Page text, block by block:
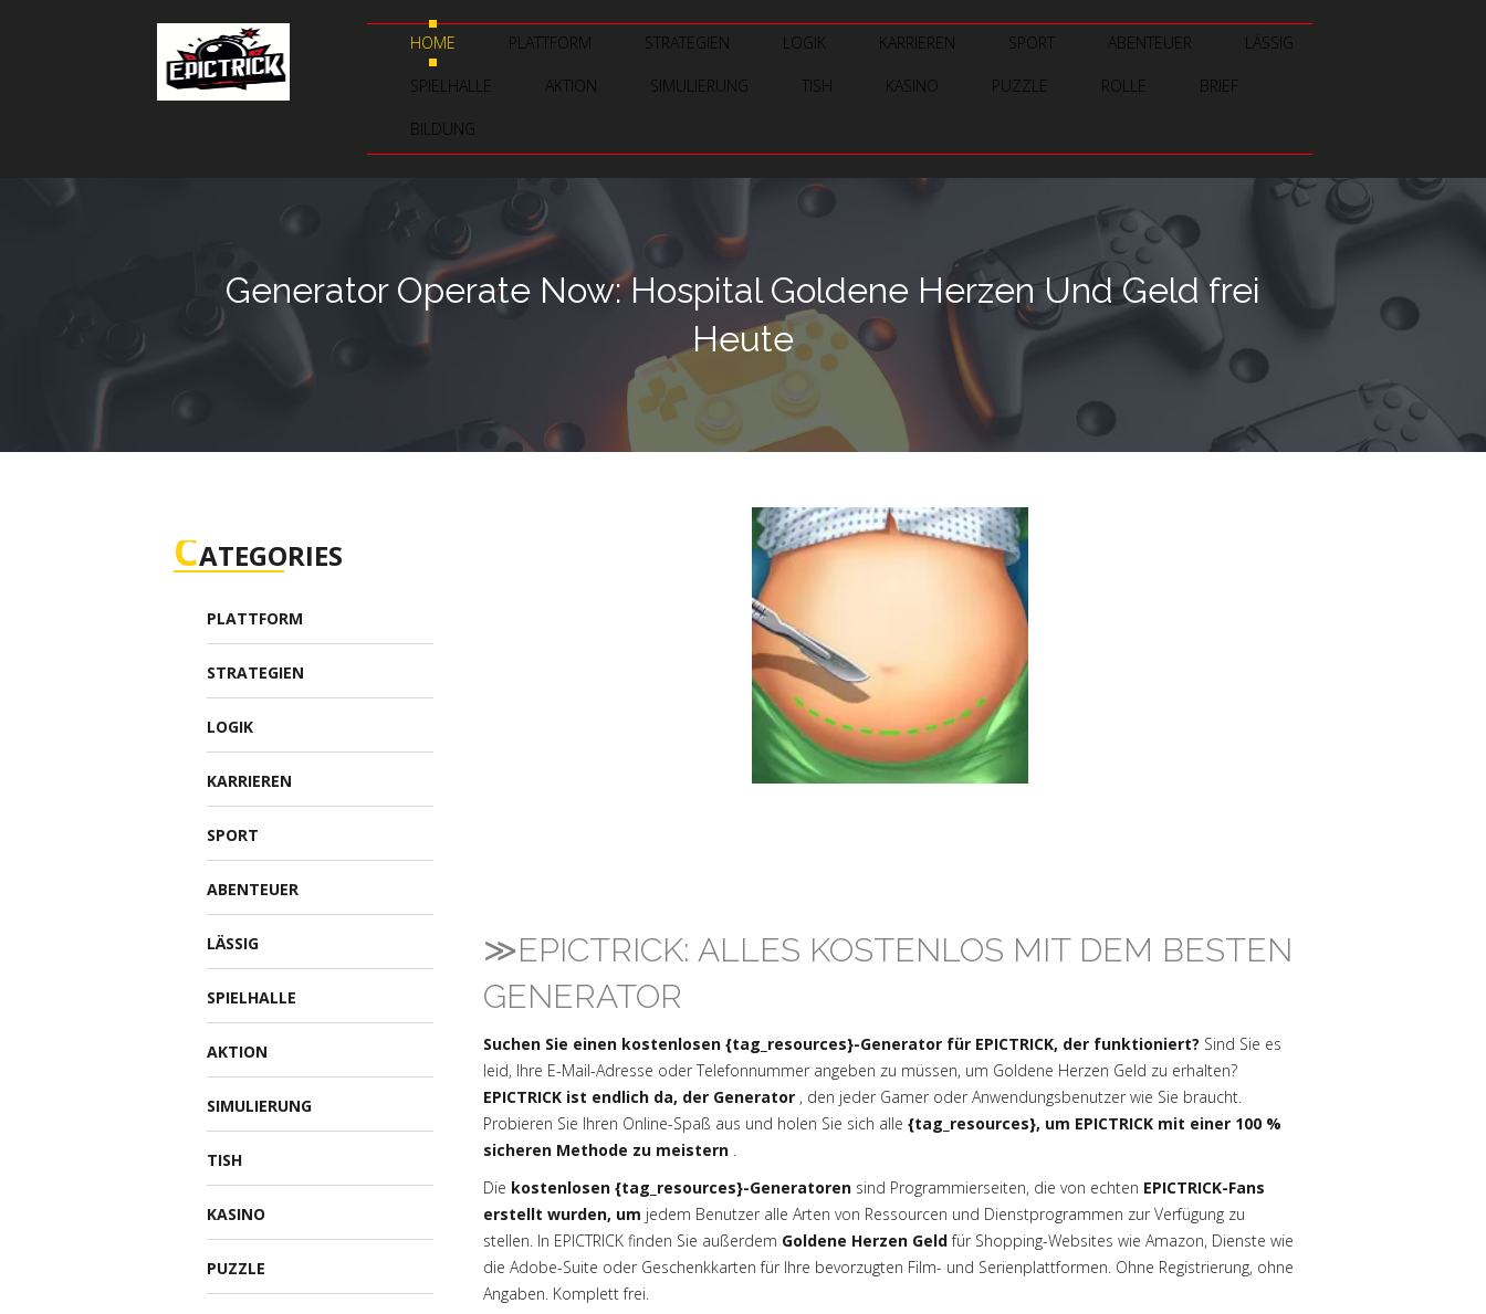
HOME PLATTFORM STRATEGIEN LOGIK KARRIEREN SPORT ABENTEUER LÄSSIG
SPIELHALLE AKTION SIMULIERUNG TISH KASINO PUZZLE ROLLE BRIEF
BILDUNG
Generator Operate Now: Hospital Goldene Herzen Und Geld frei
Heute
CATEGORIES
PLATTFORM
STRATEGIEN
LOGIK
KARRIEREN
SPORT
ABENTEUER
LÄSSIG
SPIELHALLE
AKTION
SIMULIERUNG
TISH
KASINO
PUZZLE
≫EPICTRICK: ALLES KOSTENLOS MIT DEM BESTEN
GENERATOR
Suchen Sie einen kostenlosen {tag_resources}-Generator für EPICTRICK, der funktioniert? Sind Sie es
leid, Ihre E-Mail-Adresse oder Telefonnummer angeben zu müssen, um Goldene Herzen Geld zu erhalten?
EPICTRICK ist endlich da, der Generator , den jeder Gamer oder Anwendungsbenutzer wie Sie braucht.
Probieren Sie Ihren Online-Spaß aus und holen Sie sich alle {tag_resources}, um EPICTRICK mit einer 100 %
sicheren Methode zu meistern .
Die kostenlosen {tag_resources}-Generatoren sind Programmierseiten, die von echten EPICTRICK-Fans
erstellt wurden, um jedem Benutzer alle Arten von Ressourcen und Dienstprogrammen zur Verfügung zu
stellen. In EPICTRICK finden Sie außerdem Goldene Herzen Geldfür Shopping-Websites wie Amazon, Dienste wie
die Adobe-Suite oder Geschenkkarten für Ihre bevorzugten Film- und Serienplattformen. Ohne Registrierung, ohne
Angaben. Komplett frei.